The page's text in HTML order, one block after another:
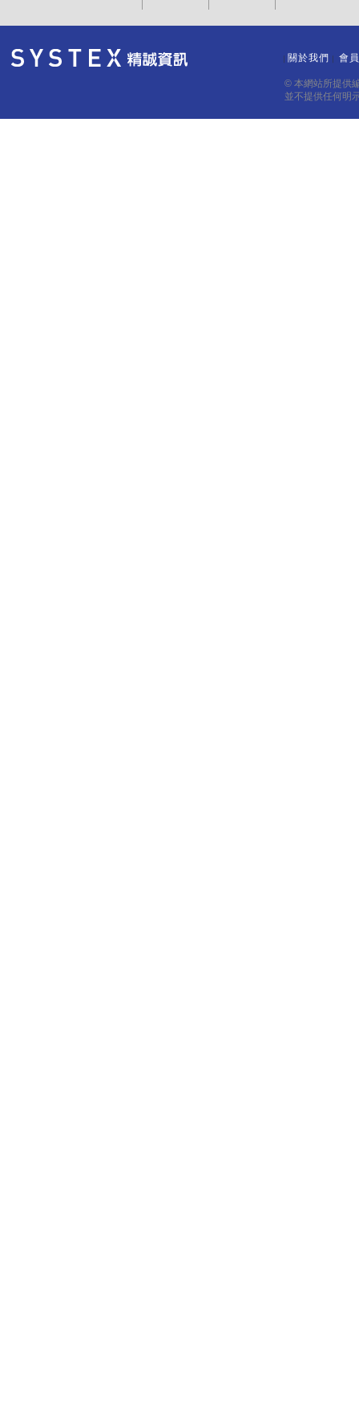
關於我們 會
© 本網站所提供
並不提供任何明